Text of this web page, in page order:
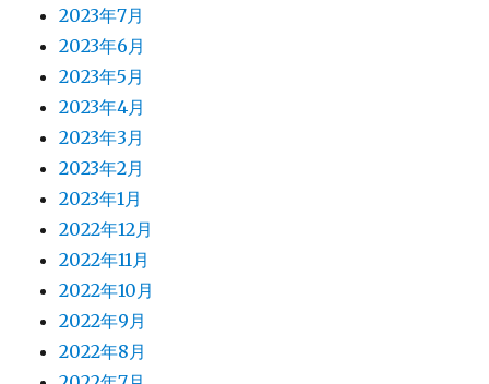
2023年7月
2023年6月
2023年5月
2023年4月
2023年3月
2023年2月
2023年1月
2022年12月
2022年11月
2022年10月
2022年9月
2022年8月